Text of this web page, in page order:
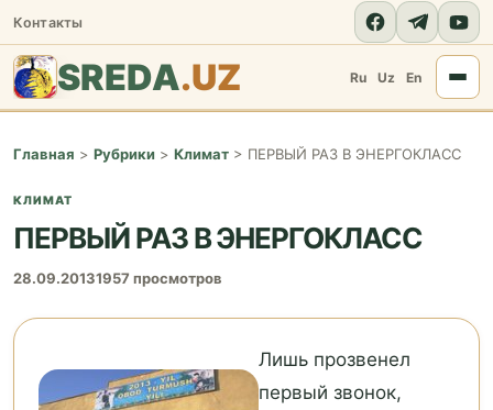
Контакты
SREDA.UZ Ru Uz En
Главная > Рубрики > Климат > ПЕРВЫЙ РАЗ В ЭНЕРГОКЛАСС
КЛИМАТ
ПЕРВЫЙ РАЗ В ЭНЕРГОКЛАСС
28.09.20131957 просмотров
Лишь прозвенел
первый звонок,